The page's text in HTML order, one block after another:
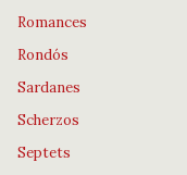
Romances
Rondós
Sardanes
Scherzos
Septets